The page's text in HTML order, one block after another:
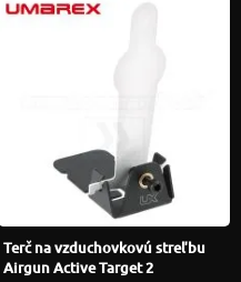
Terč na vzduchovkovú streľbu
Airgun Active Target 2